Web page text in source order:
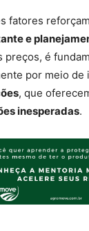
fatores
e
preços, é
por meio de
, que
inesperadas.